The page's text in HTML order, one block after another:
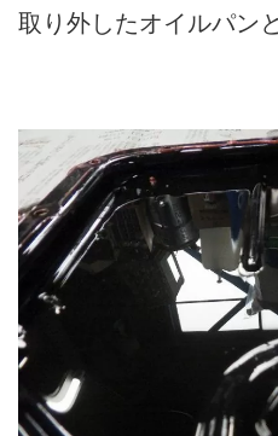
取り外したオイルパン